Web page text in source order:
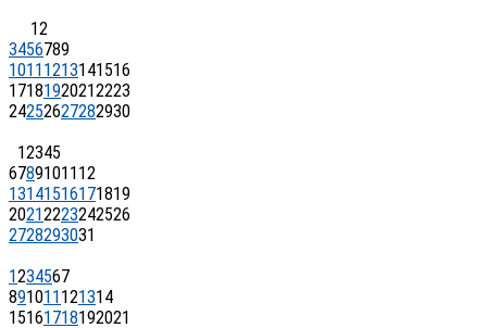
12
3456789
1011 1213141516
17181920212223
24252627282930
12345
67891011 12
13141516171819
20212223242526
2728293031
1234567
891011 121314
15161718192021